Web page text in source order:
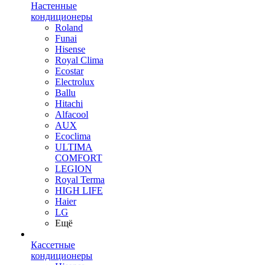
Настенные
кондиционеры
Roland
Funai
Hisense
Royal Clima
Ecostar
Electrolux
Ballu
Hitachi
Alfacool
AUX
Ecoclima
ULTIMA
COMFORT
LEGION
Royal Terma
HIGH LIFE
Haier
LG
Ещё
Кассетные
кондиционеры